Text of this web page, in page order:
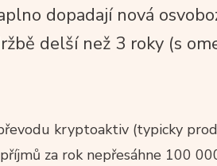
dopadají nová
delší než 3 roky (s
kryptoaktiv (typicky
za rok nepřesáhne 100